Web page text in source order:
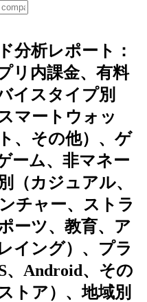
分析レポート：
リ内課金、有料
イスタイプ別
マートウォッ
、その他）、ゲ
ーム、非マネー
（カジュアル、
チャー、ストラ
ーツ、教育、ア
イング）、プラ
、Android、その
トア）、地域別